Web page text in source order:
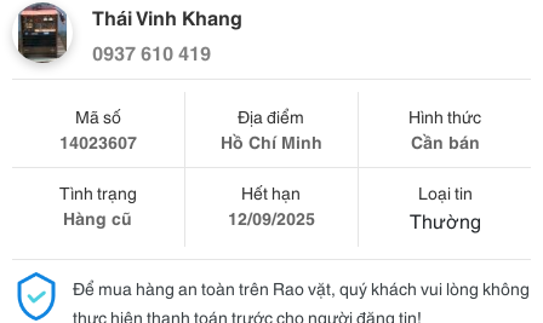
Thái Vinh Khang
0937 610 419
Mã số
14023607
Địa điểm
Hồ Chí Minh
Hình thức
Cần bán
Tình trạng
Hàng cũ
Hết hạn
12/09/2025
Loại tin
Thường
Để mua hàng an toàn trên Rao vặt, quý khách vui lòng không
thực hiện thanh toán trước cho người đăng tin!